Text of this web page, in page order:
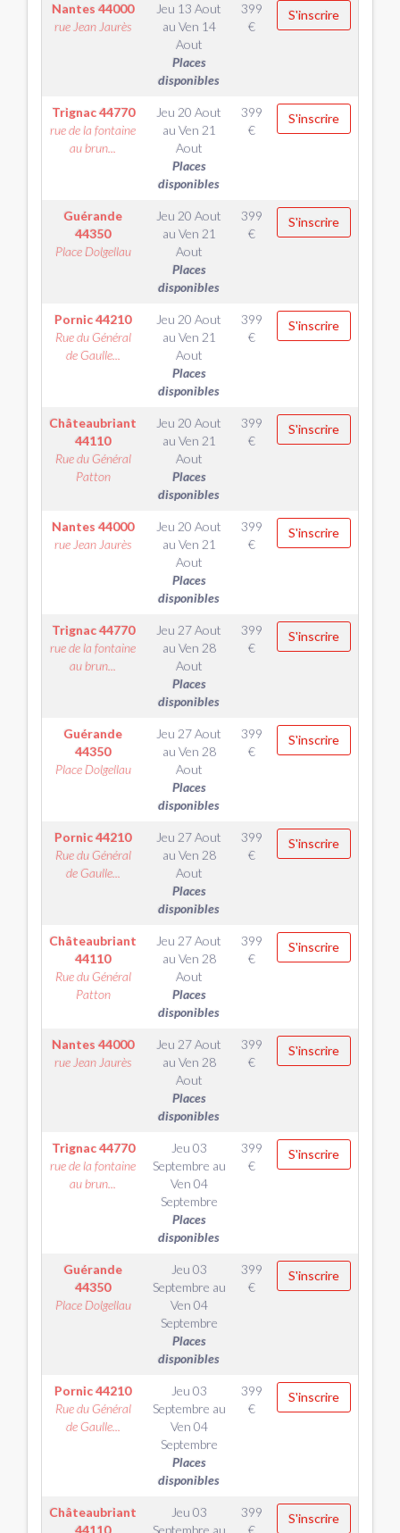
Nantes 44000
rue Jean Jaurès
Jeu 13 Aout
au Ven 14
Aout
Places
disponibles
399
€
S'inscrire
Trignac44770
rue de la fontaine
au brun...
Jeu 20 Aout
au Ven 21
Aout
Places
disponibles
399
€
S'inscrire
Guérande
44350
Place Dolgellau
Jeu 20 Aout
au Ven 21
Aout
Places
disponibles
399
€
S'inscrire
Pornic44210
Rue du Général
de Gaulle...
Jeu 20 Aout
au Ven 21
Aout
Places
disponibles
399
€
S'inscrire
Châteaubriant
44110
Rue du Général
Patton
Jeu 20 Aout
au Ven 21
Aout
Places
disponibles
399
€
S'inscrire
Nantes 44000
rue Jean Jaurès
Jeu 20 Aout
au Ven 21
Aout
Places
disponibles
399
€
S'inscrire
Trignac44770
rue de la fontaine
au brun...
Jeu 27 Aout
au Ven 28
Aout
Places
disponibles
399
€
S'inscrire
Guérande
44350
Place Dolgellau
Jeu 27 Aout
au Ven 28
Aout
Places
disponibles
399
€
S'inscrire
Pornic44210
Rue du Général
de Gaulle...
Jeu 27 Aout
au Ven 28
Aout
Places
disponibles
399
€
S'inscrire
Châteaubriant
44110
Rue du Général
Patton
Jeu 27 Aout
au Ven 28
Aout
Places
disponibles
399
€
S'inscrire
Nantes 44000
rue Jean Jaurès
Jeu 27 Aout
au Ven 28
Aout
Places
disponibles
399
€
S'inscrire
Trignac44770
rue de la fontaine
au brun...
Jeu 03
Septembre au
Ven 04
Septembre
Places
disponibles
399
€
S'inscrire
Guérande
44350
Place Dolgellau
Jeu 03
Septembre au
Ven 04
Septembre
Places
disponibles
399
€
S'inscrire
Pornic44210
Rue du Général
de Gaulle...
Jeu 03
Septembre au
Ven 04
Septembre
Places
disponibles
399
€
S'inscrire
Châteaubriant
44110
Jeu 03
Septembre au
399
€
S'inscrire